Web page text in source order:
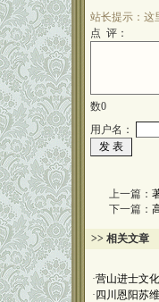
站长提示：这
点 评：
数0
用户名：
上一篇：
下一篇：
>> 相关文章
·营山进士文
· 四川恩阳苏